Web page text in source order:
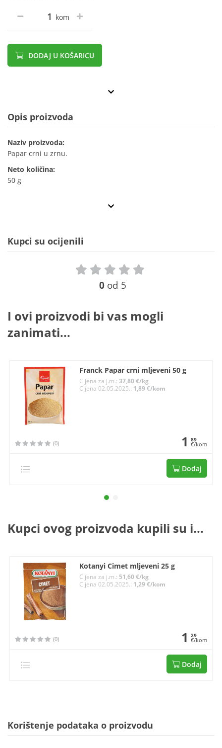
kom
DODAJ U KOŠARICU
Opis proizvoda
Naziv proizvoda:
Papar crni u zrnu.
Neto količina:
50 g
Kupci su ocijenili
0 od 5
I ovi proizvodi bi vas mogli
zanimati...
Franck Papar crni mljeveni 50 g
Cijena za j.m.:37,80 €/kg
Cijena 02.05.2025.: 1,89 €/kom
(0) 1 89
€/kom
Dodaj
Kupci ovog proizvoda kupili su i...
Kotanyi Cimet mljeveni 25 g
Cijena za j.m.:51,60 €/kg
Cijena 02.05.2025.: 1,29 €/kom
(0) 1 29
€/kom
Dodaj
Korištenje podataka o proizvodu